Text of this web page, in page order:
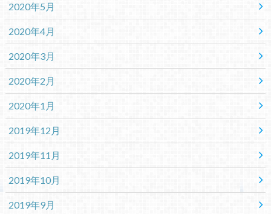
2020年5月
2020年4月
2020年3月
2020年2月
2020年1月
2019年12月
2019年11月
2019年10月
2019年9月